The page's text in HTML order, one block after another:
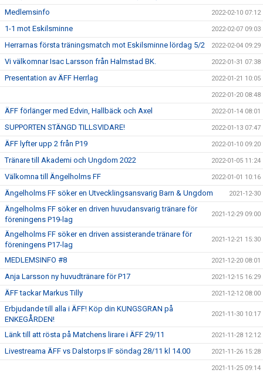
Medlemsinfo 2022-02-10 07:12
1-1 mot Eskilsminne 2022-02-07 09:03
Herrarnas första träningsmatch mot Eskilsminne lördag 5/2 2022-02-04 09:29
Vi välkomnar Isac Larsson från Halmstad BK. 2022-01-31 07:38
Presentation av ÄFF Herrlag 2022-01-21 10:05
2022-01-20 08:48
ÄFF förlänger med Edvin, Hallbäck och Axel 2022-01-14 08:01
SUPPORTEN STÄNGD TILLSVIDARE! 2022-01-13 07:47
ÄFF lyfter upp 2 från P19 2022-01-10 09:20
Tränare till Akademi och Ungdom 2022 2022-01-05 11:24
Välkomna till Ängelholms FF 2022-01-01 10:16
Ängelholms FF söker en Utvecklingsansvarig Barn & Ungdom 2021-12-30
Ängelholms FF söker en driven huvudansvarig tränare för
föreningens P19-lag
2021-12-29 09:00
Ängelholms FF söker en driven assisterande tränare för
föreningens P17-lag
2021-12-21 15:30
MEDLEMSINFO #8 2021-12-20 08:01
Anja Larsson ny huvudtränare för P17 2021-12-15 16:29
ÄFF tackar Markus Tilly 2021-12-12 08:00
Erbjudande till alla i ÄFF! Köp din KUNGSGRAN på
ENKEGÅRDEN!
2021-11-30 10:17
Länk till att rösta på Matchens lirare i ÄFF 29/11 2021-11-28 12:12
Livestreama ÄFF vs Dalstorps IF söndag 28/11 kl 14.00 2021-11-26 15:28
2021-11-25 09:14